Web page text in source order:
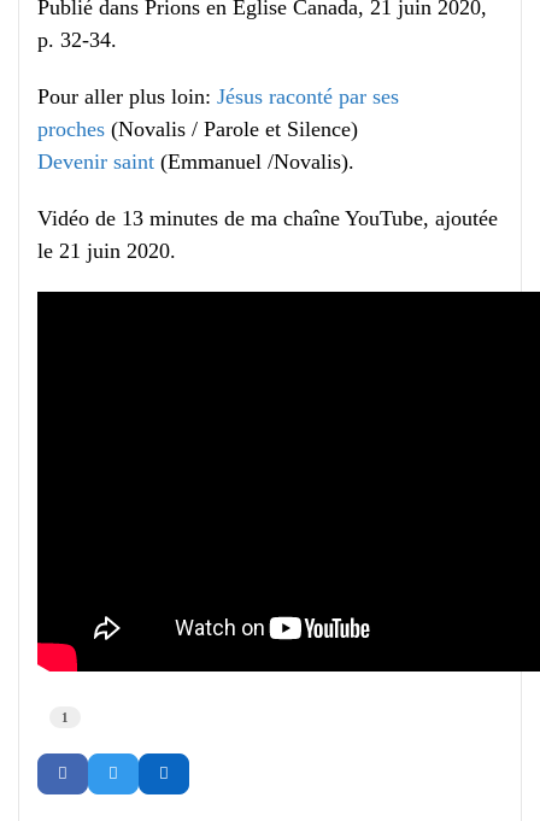
Publié dans Prions en Église Canada, 21 juin 2020,
p. 32-34.
Pour aller plus loin: Jésus raconté par ses
proches (Novalis / Parole et Silence)
Devenir saint (Emmanuel /Novalis).
Vidéo de 13 minutes de ma chaîne YouTube, ajoutée
le 21 juin 2020.
1